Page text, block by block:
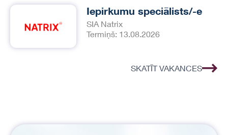
Iepirkumu speciālists/-e
SIA Natrix
Termiņš: 13.08.2026
SKATĪT VAKANCES